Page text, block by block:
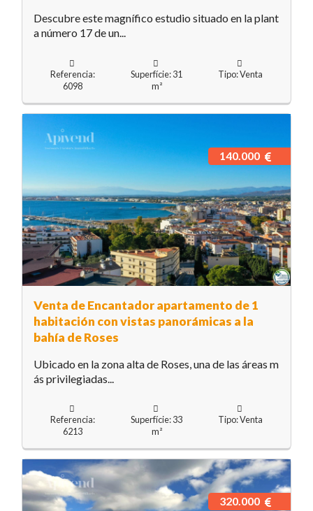
Descubre este magnífico estudio situado en la plant
a número 17 de un...
Referencia:
6098
Superfície: 31
m²
Tipo: Venta
Venta de Encantador apartamento de 1
habitación con vistas panorámicas a la
bahía de Roses
140.000
Ubicado en la zona alta de Roses, una de las áreas m
ás privilegiadas...
Referencia:
6213
Superfície: 33
m²
Tipo: Venta
320.000